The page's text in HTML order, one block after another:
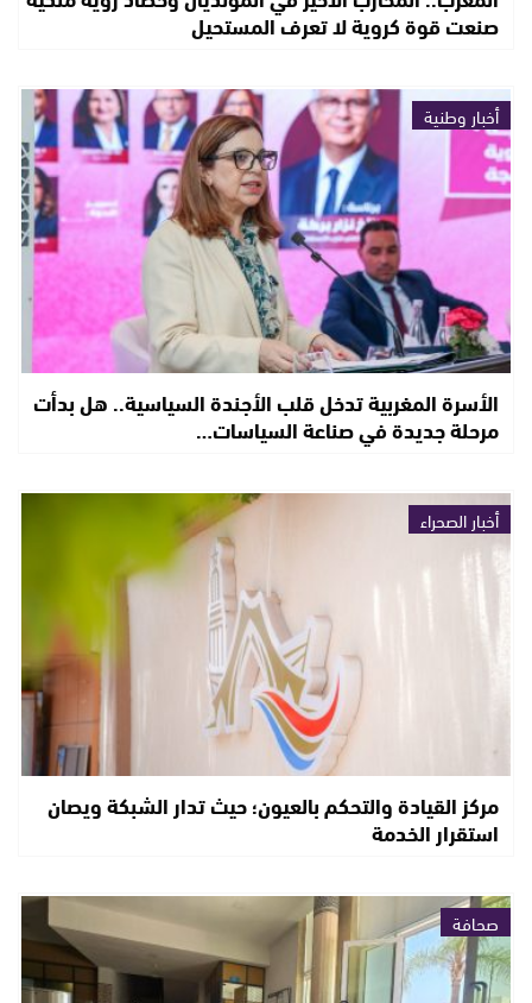
صنعت قوة كروية لا تعرف المستحيل
أخبار وطنية
الأسرة المغربية تدخل قلب الأجندة السياسية.. هل بدأت
مرحلة جديدة في صناعة السياسات…
أخبار الصحراء
مركز القيادة والتحكم بالعيون؛ حيث تدار الشبكة ويصان
استقرار الخدمة
صحافة